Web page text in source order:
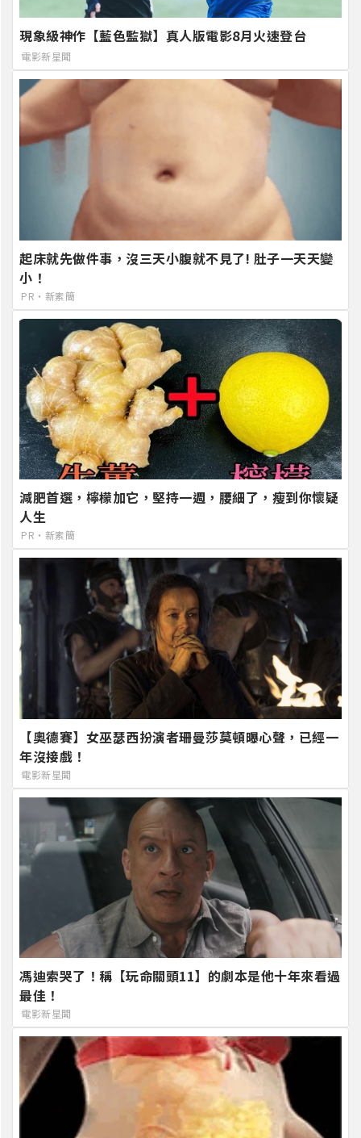
現象級神作【藍色監獄】真人版電影8月火速登台
電影新星聞
起床就先做件事，沒三天小腹就不見了! 肚子一天天變
小！
PR・新素簡
減肥首選，檸檬加它，堅持一週，腰細了，瘦到你懷疑
人生
PR・新素簡
【奧德賽】女巫瑟西扮演者珊曼莎莫頓曝心聲，已經一
年沒接戲！
電影新星聞
馮迪索哭了！稱【玩命關頭11】的劇本是他十年來看過
最佳！
電影新星聞